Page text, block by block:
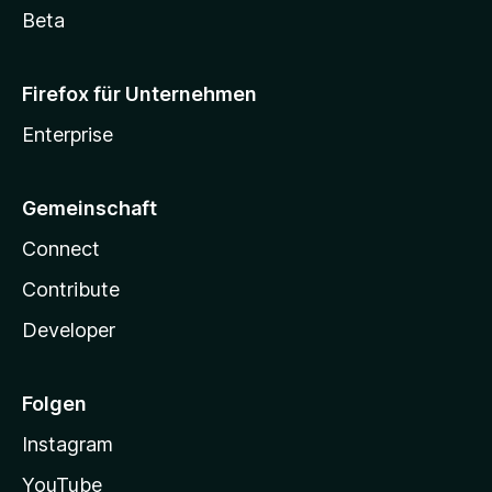
Beta
Firefox für Unternehmen
Enterprise
Gemeinschaft
Connect
Contribute
Developer
Folgen
Instagram
YouTube